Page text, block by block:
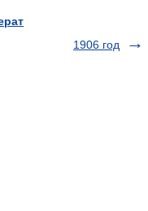
1906 год